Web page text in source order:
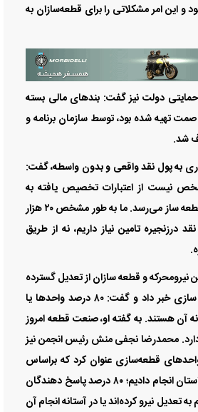
این امر مشکلاتی را برای قطعه‌سازان به
دولت نیز گفت: بند‌های مالی بسته
تهیه شده بود، توسط سازمان برنامه و
شد.
به پول نقد واقعی و بدون واسطه، گفت:
نیست از اعتبارات تخصیص یافته به
خودروساز، چه مقدار به قطعه ساز می‌رسد. ما به طور مشخص ۲۰ هزار
درزنجیره تامین نیاز داریم، نه از طریق
و قطعه سازان از تعدیل گسترده
نیرو در واحد‌های قطعه سازی خبر داد و گفت: ۸۰ درصد واحد‌ها یا
آن هستند. به گفته او، صنعت قطعه امروز
محمدرضا نجفی منش رئیس انجمن نیز
واحد‌های قطعه‌سازی عنوان کرد که براساس
یک نظرسنجی که در ۶۰ استان انجام دادیم؛ ۸۰ درصد پاسخ دهندگان
به تعدیل نیرو کرده‌اند یا در آستانه انجام آن